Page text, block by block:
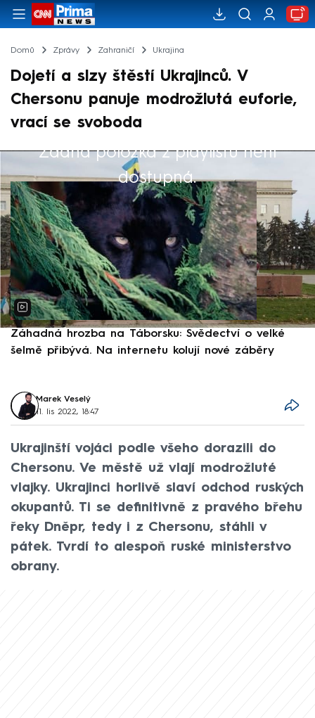
Domů Zprávy Zahraničí Ukrajina
Dojetí a slzy štěstí Ukrajinců. V
Chersonu panuje modrožlutá euforie,
vrací se svoboda
Žádná položka z playlistu není
dostupná.
Výběr redakce
Záhadná hrozba na Táborsku: Svědectví o velké
šelmě přibývá. Na internetu kolují nové záběry
Marek Veselý
11. lis 2022, 18:47
Ukrajinští vojáci podle všeho dorazili do
Chersonu. Ve městě už vlají modrožluté
vlajky. Ukrajinci horlivě slaví odchod ruských
okupantů. Ti se definitivně z pravého břehu
řeky Dněpr, tedy i z Chersonu, stáhli v
pátek. Tvrdí to alespoň ruské ministerstvo
obrany.